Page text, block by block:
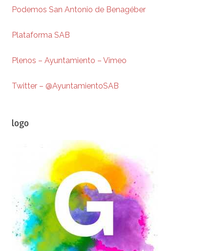
Podemos San Antonio de Benagéber
Plataforma SAB
Plenos – Ayuntamiento – Vimeo
Twitter – @AyuntamientoSAB
logo